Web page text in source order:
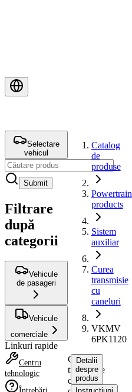
Selectare
vehicul
Submit
Filtrare
după
categorii
Vehicule
de pasageri
Vehicule
comerciale
Linkuri rapide
Centru
tehnologic
Catalog
de
produse
Powertrain
products
Sistem
auxiliar
Curea
transmisie
cu
caneluri
VKMV
6PK1120
Curea
transmisie
cu
Detalii
despre
produs